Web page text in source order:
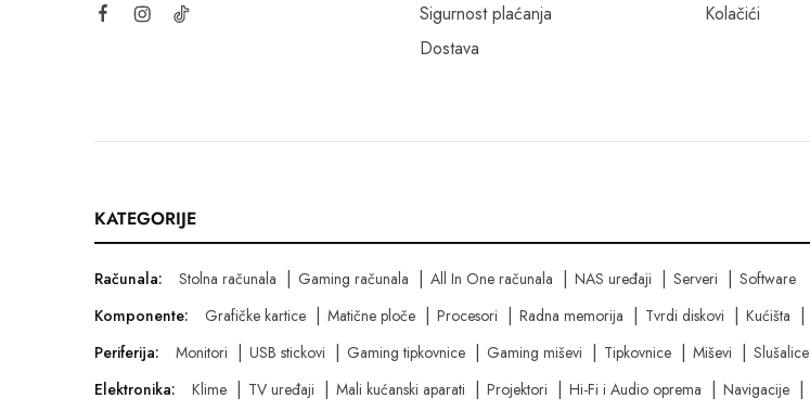
Sigurnost plaćanja
Dostava
Kolačići
KATEGORIJE
Računala: Stolna računala Gaming računala All In One računala NAS uređaji Serveri
Software
Komponente:
Grafičke kartice Matične ploče Procesori Radna memorija Tvrdi diskovi Kućišta
Periferija:
Monitori USB stickovi Gaming tipkovnice Gaming miševi Tipkovnice Miševi Slušalice
Elektronika:
Klime TV uređaji Mali kućanski aparati Projektori Hi-Fi i Audio oprema Navigacije